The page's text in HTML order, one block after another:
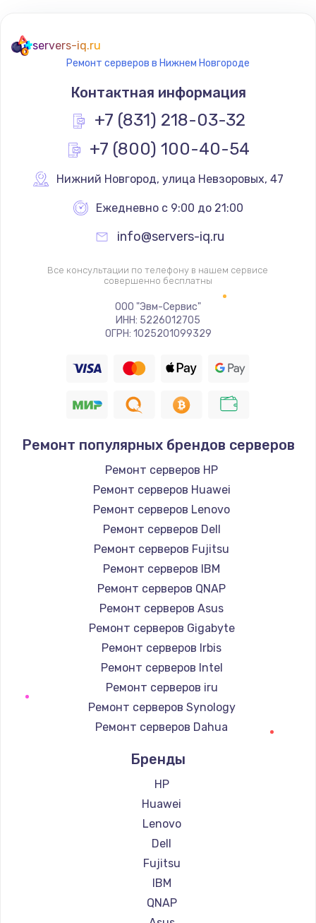
servers-iq.ru
Ремонт серверов в Нижнем Новгороде
Контактная информация
+7 (831) 218-03-32
+7 (800) 100-40-54
Нижний Новгород, улица Невзоровых, 47
Ежедневно с 9:00 до 21:00
info@servers-iq.ru
Все консультации по телефону в нашем сервисе
совершенно бесплатны
ООО "Эвм-Сервис"
ИНН: 5226012705
ОГРН: 1025201099329
Ремонт популярных брендов серверов
Ремонт серверов HP
Ремонт серверов Huawei
Ремонт серверов Lenovo
Ремонт серверов Dell
Ремонт серверов Fujitsu
Ремонт серверов IBM
Ремонт серверов QNAP
Ремонт серверов Asus
Ремонт серверов Gigabyte
Ремонт серверов Irbis
Ремонт серверов Intel
Ремонт серверов iru
Ремонт серверов Synology
Ремонт серверов Dahua
Бренды
HP
Huawei
Lenovo
Dell
Fujitsu
IBM
QNAP